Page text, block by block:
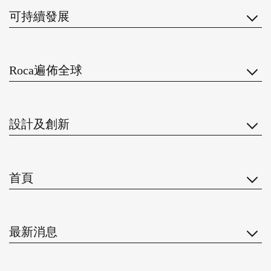
可持續發展
Roca遍佈全球
設計及創新
首頁
最新消息